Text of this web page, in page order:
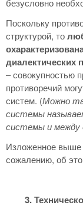
безусловно
Поскольку
структурой, то
диалектических
– совокупностью
противоречий
систем. (Можно
системы
системы и между
Изложенное выше
сожалению, об
3.